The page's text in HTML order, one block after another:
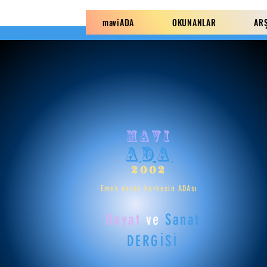
maviADA OKUNANLAR
mavi
ADA
2002
Hayat ve Sanat
DERGİSİ
Emek veren herkesin ADAsı